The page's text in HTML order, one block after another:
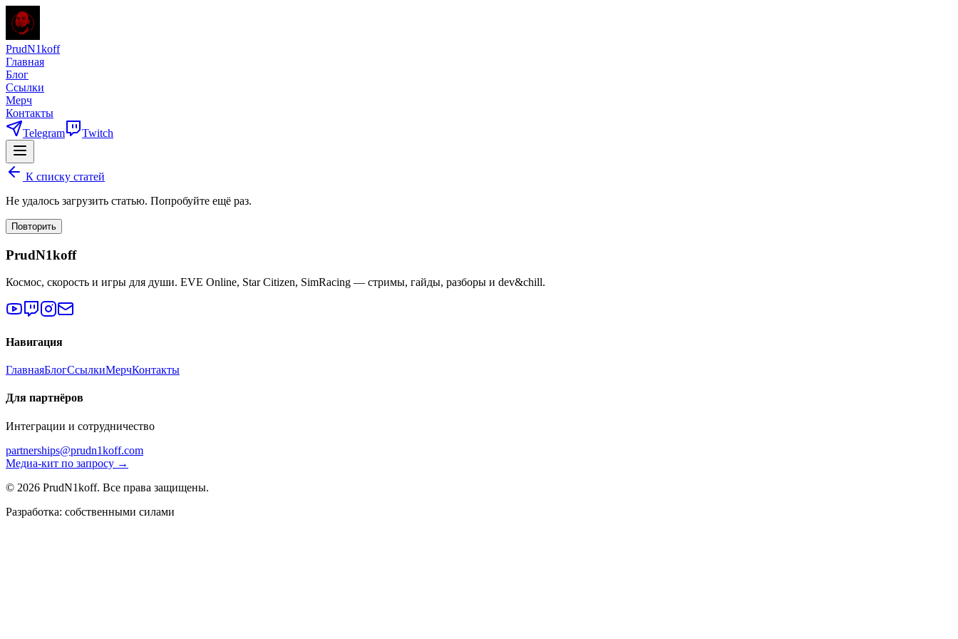
PrudN1koff
Главная
Блог
Ссылки
Мерч
Контакты
Telegram
Twitch
К списку статей
Не удалось загрузить статью. Попробуйте ещё раз.
Повторить
PrudN1koff
Космос, скорость и игры для души. EVE Online, Star Citizen, SimRacing — стримы, гайды, разборы и dev&chill.
Навигация
ГлавнаяБлогСсылкиМерчКонтакты
Для партнёров
Интеграции и сотрудничество
partnerships@prudn1koff.com
Медиа-кит по запросу →
© 2026 PrudN1koff. Все права защищены.
Разработка: собственными силами